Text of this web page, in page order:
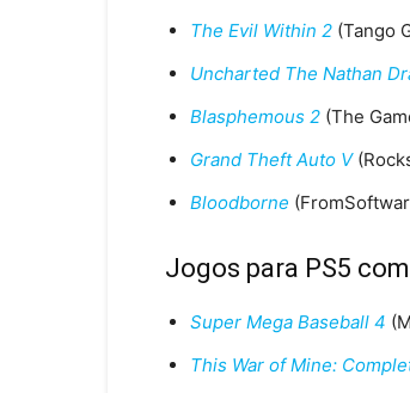
The Evil Within 2 (Tango
Uncharted The Nathan
Blasphemous 2 (The
Grand Theft Auto V
Bloodborne
Jogos para PS5
Super Mega Baseball 4
This War of Mine: